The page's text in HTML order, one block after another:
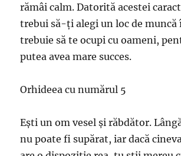
rămâi calm. Datorită acestei
trebui să-ți alegi un loc de muncă
trebuie să te ocupi cu oameni,
putea avea mare succes.
Orhideea cu numărul 5
Ești un om vesel și răbdător.
nu poate fi supărat, iar dacă